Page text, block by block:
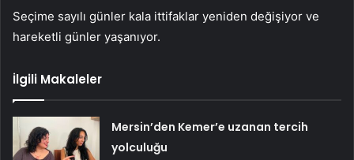
Seçime sayılı günler kala ittifaklar yeniden değişiyor ve
hareketli günler yaşanıyor.
İlgili Makaleler
Mersin’den Kemer’e uzanan tercih
yolculuğu